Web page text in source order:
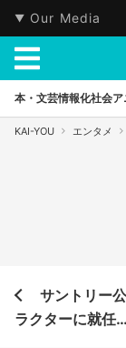
Our Media
本・文芸情報化社会
KAI-YOU エンタメ
サントリー
ラクターに就任